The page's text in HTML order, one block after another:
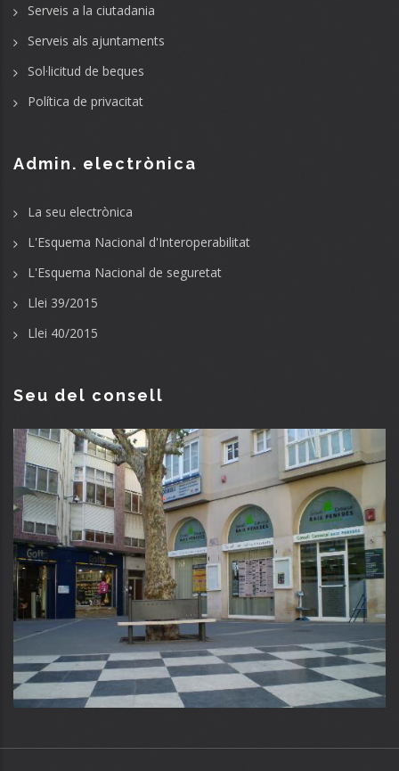
Serveis a la ciutadania
Serveis als ajuntaments
Sol·licitud de beques
Política de privacitat
Admin. electrònica
La seu electrònica
L'Esquema Nacional d'Interoperabilitat
L'Esquema Nacional de seguretat
Llei 39/2015
Llei 40/2015
Seu del consell